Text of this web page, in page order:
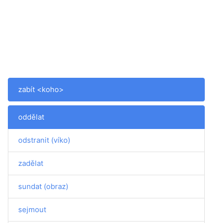
zabít <koho>
oddělat
odstranit (víko)
zadělat
sundat (obraz)
sejmout